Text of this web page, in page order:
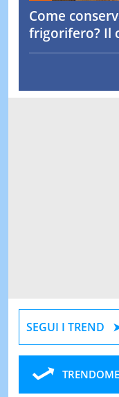
Come
frigorifero? Il
SEGUI I TREND